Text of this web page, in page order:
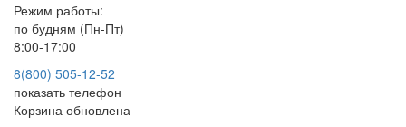
Режим работы:
по будням (Пн-Пт)
8:00-17:00
8(800) 505-12-52
показать телефон
Корзина обновлена